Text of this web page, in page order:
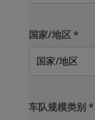
国家/地区*
车队规模类别*